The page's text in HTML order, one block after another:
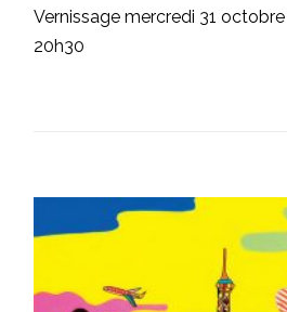
Vernissage mercredi 31
20h30